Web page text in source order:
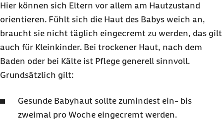
Hier können sich Eltern vor allem am Hautzustand
orientieren. Fühlt sich die Haut des Babys weich an,
braucht sie nicht täglich eingecremt zu werden, das gilt
auch für Kleinkinder. Bei trockener Haut, nach dem
Baden oder bei Kälte ist Pflege generell sinnvoll.
Grundsätzlich gilt:
Gesunde Babyhaut sollte zumindest ein- bis
zweimal pro Woche eingecremt werden.